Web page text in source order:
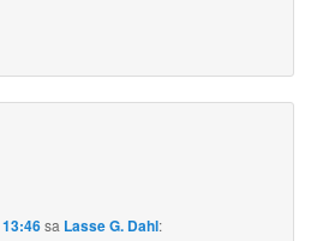
sa Lasse G. Dahl: